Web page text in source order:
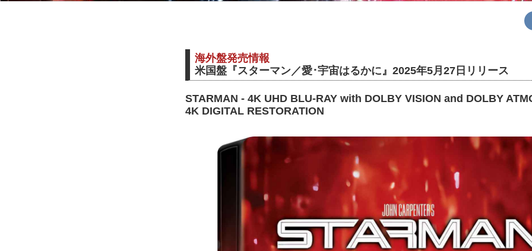
海外盤発売情報
米国盤『スターマン／愛･宇宙はるかに』2025年5月27日リリース
STARMAN - 4K UHD BLU-RAY with DOLBY VISION and DOLBY
4K DIGITAL RESTORATION